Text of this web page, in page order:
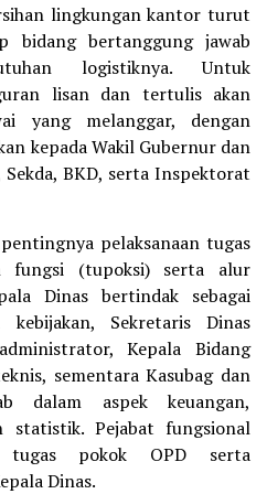
lingkungan kantor turut
bidang bertanggung jawab
logistiknya. Untuk
lisan dan tertulis akan
yang melanggar, dengan
kepada Wakil Gubernur dan
BKD, serta Inspektorat
pelaksanaan tugas
fungsi (tupoksi) serta alur
Dinas bertindak sebagai
Sekretaris Dinas
Kepala Bidang
sementara Kasubag dan
dalam aspek keuangan,
statistik. Pejabat fungsional
tugas pokok OPD serta
Dinas.